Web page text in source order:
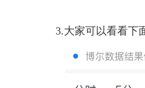
3.大家可以看看下